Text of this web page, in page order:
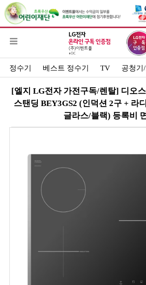
정수기 베스트 정수기 TV 공청기/
[엘지 LG전자 가전구독/렌탈] 디오
스탠딩 BEY3GS2 (인덕션 2구 + 라
글라스/블랙) 등록비